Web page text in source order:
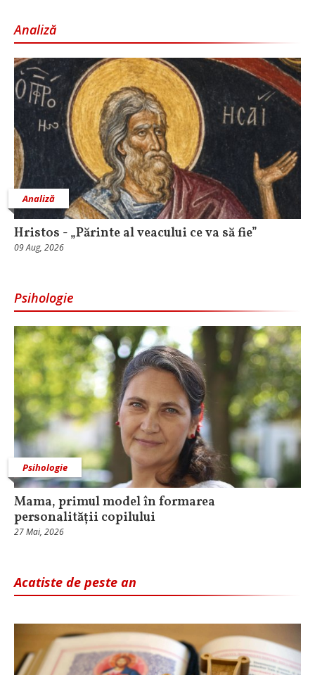
Analiză
Analiză
Hristos - „Părinte al veacului ce va să fie”
09 Aug, 2026
Psihologie
Psihologie
Mama, primul model în formarea
personalității copilului
27 Mai, 2026
Acatiste de peste an